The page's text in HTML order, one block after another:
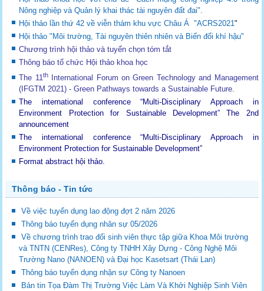
Nông nghiệp và Quản lý khai thác tài nguyên đất đai".
Hội thảo lần thứ 42 về viễn thám khu vực Châu Á "ACRS2021"
Hội thảo "Môi trường, Tài nguyên thiên nhiên và Biến đổi khí hậu"
Chương trình hội thảo và tuyển chọn tóm tắt
Thông báo tổ chức Hội thảo khoa học
The 11thInternational Forum on Green Technology and Management
(IFGTM 2021) - Green Pathways towards a Sustainable Future.
The international conference “Multi-Disciplinary Approach in
Environment Protection for Sustainable Development”The 2nd
announcement
The international conference “Multi-Disciplinary Approach in
Environment Protection for Sustainable Development”
Format abstract hội thảo.
Thông báo - Tin tức
Về việc tuyển dụng lao động đợt 2 năm 2026
Thông báo tuyển dụng nhân sự 05/2026
Về chương trình trao đổi sinh viên thực tập giữa Khoa Môi trường
và TNTN (CENRes), Công ty TNHH Xây Dựng - Công Nghệ Môi
Trường Nano (NANOEN) và Đại học Kasetsart (Thái Lan)
Thông báo tuyển dụng nhận sự Công ty Nanoen
Bản tin Tọa Đàm Thị Trường Việc Làm Và Khởi Nghiệp Sinh Viên